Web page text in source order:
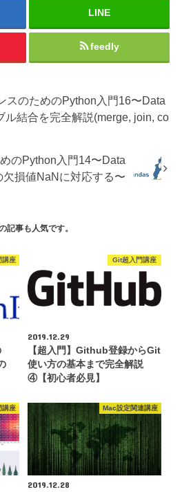
LINE
feedly
スのためのPython入門16〜Data
ル結合を完全解説(merge, join, co
のPython入門14〜Data
欠損値NaNに対応する〜
記事も人気です。
講座 Git超入門講座
2019.12.29
【超入門】Github登録からGit
使い方の基本まで完全解説
④【初心者必見】
講座 Mac設定関連講座
2019.12.28